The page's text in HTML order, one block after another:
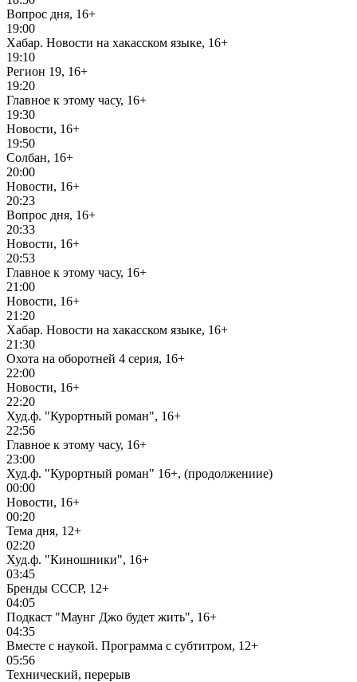
Вопрос дня, 16+
19:00
Хабар. Новости на хакасском языке, 16+
19:10
Регион 19, 16+
19:20
Главное к этому часу, 16+
19:30
Новости, 16+
19:50
Солбан, 16+
20:00
Новости, 16+
20:23
Вопрос дня, 16+
20:33
Новости, 16+
20:53
Главное к этому часу, 16+
21:00
Новости, 16+
21:20
Хабар. Новости на хакасском языке, 16+
21:30
Охота на оборотней 4 серия, 16+
22:00
Новости, 16+
22:20
Худ.ф. "Курортный роман", 16+
22:56
Главное к этому часу, 16+
23:00
Худ.ф. "Курортный роман" 16+, (продолжениие)
00:00
Новости, 16+
00:20
Тема дня, 12+
02:20
Худ.ф. "Киношники", 16+
03:45
Бренды СССР, 12+
04:05
Подкаст "Маунг Джо будет жить", 16+
04:35
Вместе с наукой. Программа с субтитром, 12+
05:56
Технический, перерыв